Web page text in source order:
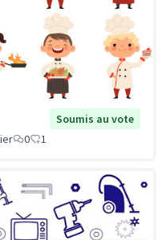
Soumis au vote
0 1